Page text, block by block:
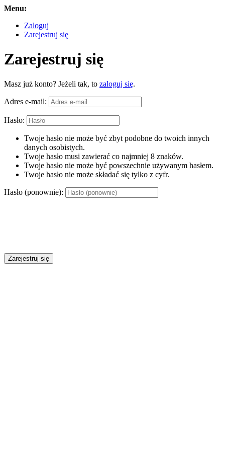
Menu:
Zaloguj
Zarejestruj się
Zarejestruj się
Masz już konto? Jeżeli tak, to zaloguj się.
Adres e-mail:
Hasło:
Twoje hasło nie może być zbyt podobne do twoich innych
danych osobistych.
Twoje hasło musi zawierać co najmniej 8 znaków.
Twoje hasło nie może być powszechnie używanym hasłem.
Twoje hasło nie może składać się tylko z cyfr.
Hasło (ponownie):
Zarejestruj się